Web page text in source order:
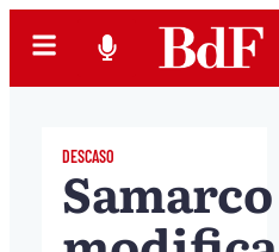
DESCASO
Samarco